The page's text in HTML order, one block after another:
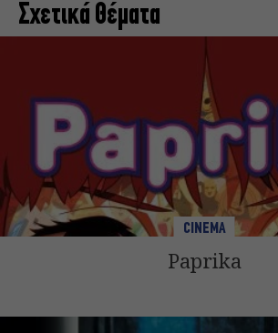
Σχετικά Θέματα
CINEMA
Paprika